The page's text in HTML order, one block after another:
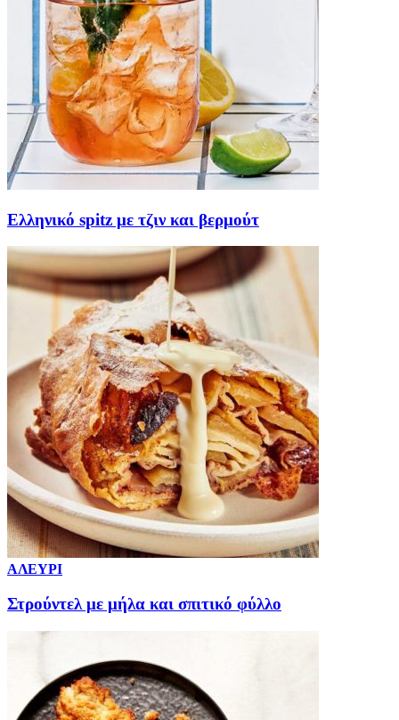
Ελληνικό spitz με τζιν και βερμούτ
ΑΛΕΥΡΙ
Στρούντελ με μήλα και σπιτικό φύλλο